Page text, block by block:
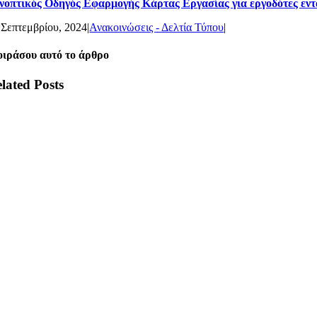
Οδηγός Εφαρμογής Κάρτας Εργασίας για εργοδότες
2024|Ανακοινώσεις - Δελτία Τύπου|
αυτό το άρθρο
Posts